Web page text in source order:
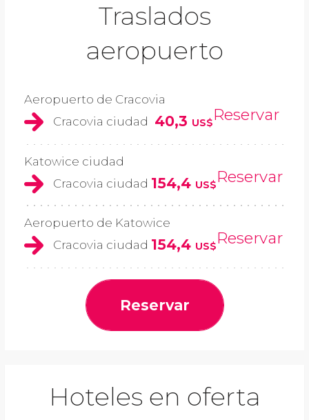
Traslados
aeropuerto
Aeropuerto de Cracovia
Cracovia ciudad 40,3 US$Reservar
Katowice ciudad
Cracovia ciudad 154,4 US$Reservar
Aeropuerto de Katowice
Cracovia ciudad 154,4 US$Reservar
Reservar
Hoteles en oferta